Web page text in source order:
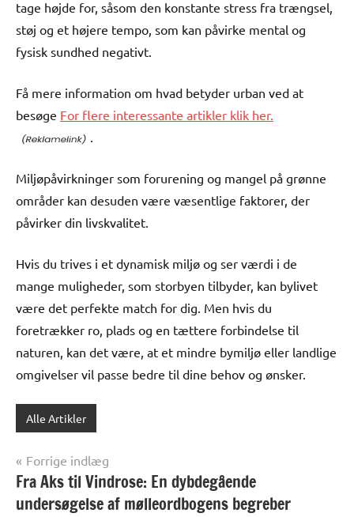
tage højde for, såsom den konstante stress fra trængsel,
støj og et højere tempo, som kan påvirke mental og
fysisk sundhed negativt.
Få mere information om hvad betyder urban ved at
besøge For flere interessante artikler klik her.
Miljøpåvirkninger som forurening og mangel på grønne
områder kan desuden være væsentlige faktorer, der
påvirker din livskvalitet.
Hvis du trives i et dynamisk miljø og ser værdi i de
mange muligheder, som storbyen tilbyder, kan bylivet
være det perfekte match for dig. Men hvis du
foretrækker ro, plads og en tættere forbindelse til
naturen, kan det være, at et mindre bymiljø eller landlige
omgivelser vil passe bedre til dine behov og ønsker.
Alle Artikler
Indlægsnavigation
Forrige indlæg
Fra Aks til Vindrose: En dybdegående
undersøgelse af mølleordbogens begreber